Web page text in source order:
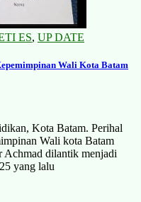
ES, UP DATE
Wali Kota Batam
Kota Batam. Perihal
Wali kota Batam
Achmad dilantik menjadi
yang lalu